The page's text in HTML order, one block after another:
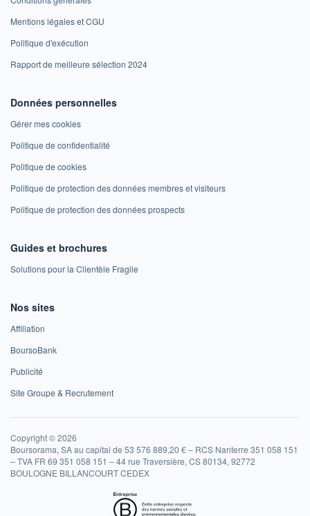
Mentions légales et CGU
Politique d'exécution
Rapport de meilleure sélection 2024
Données personnelles
Gérer mes cookies
Politique de confidentialité
Politique de cookies
Politique de protection des données membres et visiteurs
Politique de protection des données prospects
Guides et brochures
Solutions pour la Clientèle Fragile
Nos sites
Affiliation
BoursoBank
Publicité
Site Groupe & Recrutement
Copyright © 2026
Boursorama, SA au capital de 53 576 889,20 € – RCS Nanterre 351 058 151
– TVA FR 69 351 058 151 – 44 rue Traversière, CS 80134, 92772
BOULOGNE BILLANCOURT CEDEX